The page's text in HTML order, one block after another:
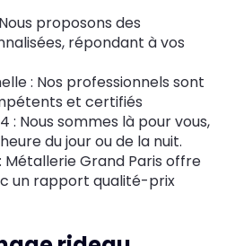
proposons des
répondant à vos
: Nos professionnels sont
et certifiés
: Nous sommes là pour vous,
du jour ou de la nuit.
Métallerie Grand Paris offre
un rapport qualité-prix